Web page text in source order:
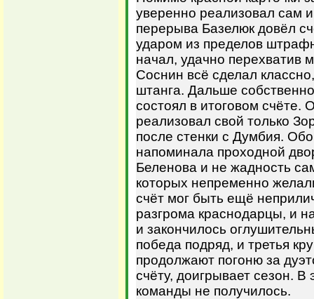
уверенно реализовал сам
перерыва Базелюк довёл
ударом из пределов
начал, удачно перехватив
Соснин всё сделал
штанга. Дальше
состоял в итоговом
реализовал свой только
после стенки с Думбия.
напоминала проходной
Беленова и не жадность
которых непременно
счёт мог быть ещё
разгрома краснодарцы, и
и закончилось
победа подряд, и третья
продолжают погоню за
счёту, доигрывает сезон. В
команды не получилось.